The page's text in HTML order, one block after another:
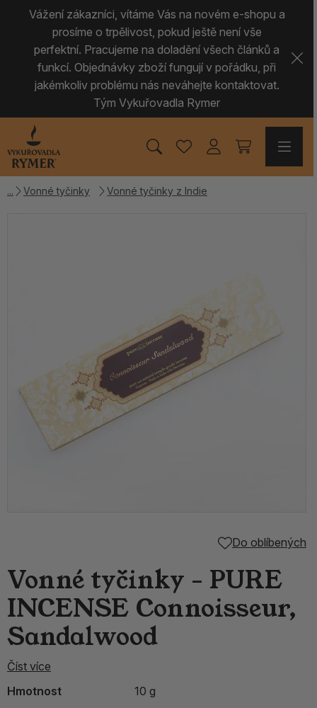
Vážení zákazníci, vítáme Vás na novém e-shopu a
prosíme o trpělivost, pokud ještě není vše
perfektní. Pracujeme na doladění všech článků a
funkcí. Objednávky zboží fungují v pořádku, při
jakémkoliv problému nás neváhejte kontaktovat.
Tým Vykuřovadla Rymer
Vonné tyčinky Vonné tyčinky z Indie
Do oblíbených
Vonné tyčinky - PURE
INCENSE Connoisseur,
Sandalwood
Číst více
Hmotnost
10 g